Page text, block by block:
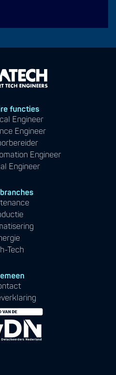
functies
Engineer
Engineer
Engineer
Engineer
Tech